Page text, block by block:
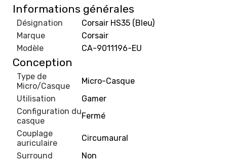
Informations générales
Désignation
Corsair HS35 (Bleu)
Marque
Corsair
Modèle
CA-9011196-EU
Conception
Type de
Micro/Casque
Micro-Casque
Utilisation
Gamer
Configuration du
casque
Fermé
Couplage
auriculaire
Circumaural
Surround
Non